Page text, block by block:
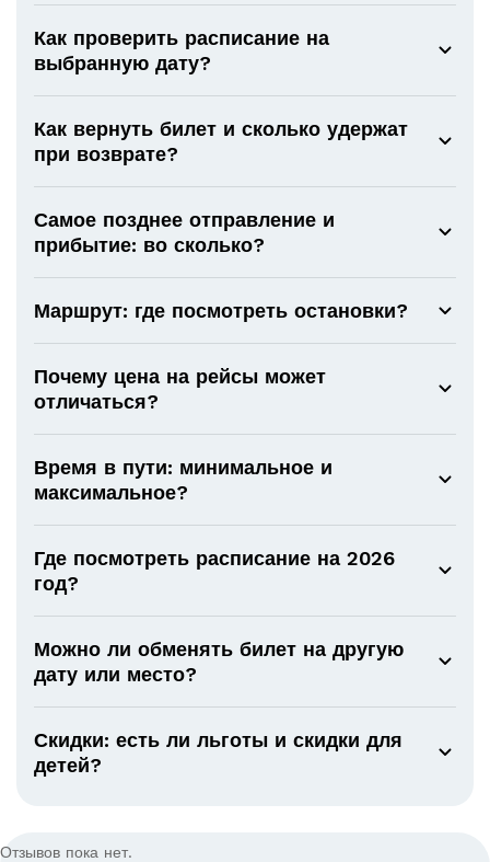
Как проверить расписание на
выбранную дату?
Как вернуть билет и сколько удержат
при возврате?
Самое позднее отправление и
прибытие: во сколько?
Маршрут: где посмотреть остановки?
Почему цена на рейсы может
отличаться?
Время в пути: минимальное и
максимальное?
Где посмотреть расписание на 2026
год?
Можно ли обменять билет на другую
дату или место?
Скидки: есть ли льготы и скидки для
детей?
Отзывов пока нет.